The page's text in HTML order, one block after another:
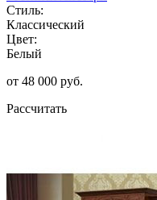
Стиль:
Классический
Цвет:
Белый
от 48 000 руб.
Рассчитать